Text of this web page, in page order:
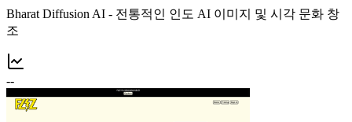
Bharat Diffusion AI - 전통적인 인도 AI 이미지 및 시각 문화 창
조
--